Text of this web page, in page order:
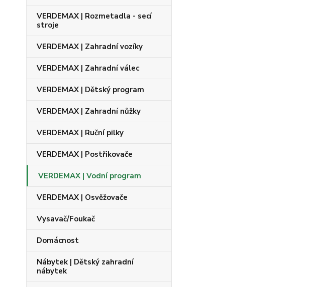
VERDEMAX | Rozmetadla - secí
stroje
VERDEMAX | Zahradní vozíky
VERDEMAX | Zahradní válec
VERDEMAX | Dětský program
VERDEMAX | Zahradní nůžky
VERDEMAX | Ruční pilky
VERDEMAX | Postřikovače
VERDEMAX | Vodní program
VERDEMAX | Osvěžovače
Vysavač/Foukač
Domácnost
Nábytek | Dětský zahradní
nábytek